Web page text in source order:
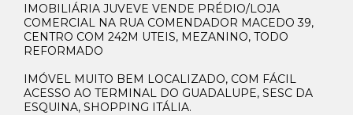
IMOBILIÁRIA JUVEVE VENDE PRÉDIO/LOJA
COMERCIAL NA RUA COMENDADOR MACEDO 39,
CENTRO COM 242M UTEIS, MEZANINO, TODO
REFORMADO
IMÓVEL MUITO BEM LOCALIZADO, COM FÁCIL
ACESSO AO TERMINAL DO GUADALUPE, SESC DA
ESQUINA, SHOPPING ITÁLIA.